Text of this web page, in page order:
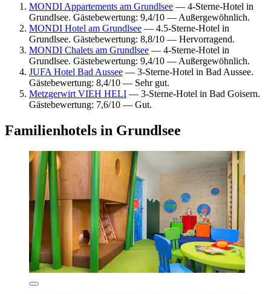
MONDI Appartements am Grundlsee — 4-Sterne-Hotel in
Grundlsee. Gästebewertung: 9,4/10 — Außergewöhnlich.
MONDI Hotel am Grundlsee — 4.5-Sterne-Hotel in
Grundlsee. Gästebewertung: 8,8/10 — Hervorragend.
MONDI Chalets am Grundlsee — 4-Sterne-Hotel in
Grundlsee. Gästebewertung: 9,4/10 — Außergewöhnlich.
JUFA Hotel Bad Aussee — 3-Sterne-Hotel in Bad Aussee.
Gästebewertung: 8,4/10 — Sehr gut.
Metzgerwirt VIEH HELI — 3-Sterne-Hotel in Bad Goisern.
Gästebewertung: 7,6/10 — Gut.
Familienhotels in Grundlsee